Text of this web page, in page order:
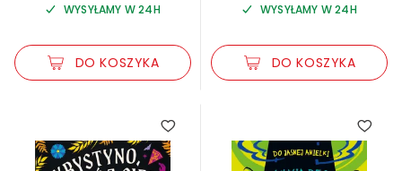
WYSYŁAMY W 24H
DO KOSZYKA
WYSYŁAMY W 24H
DO KOSZYKA